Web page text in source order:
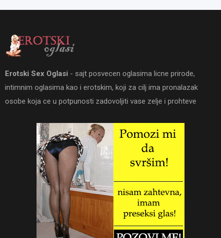
Erotski Sex Oglasi - sajt posvecen oglasima licne prirode,
intimnim oglasima kao i erotskim, koji za cilj ima pronalazak
osobe koja ce u potpunosti zadovoljiti vase zelje i prohteve